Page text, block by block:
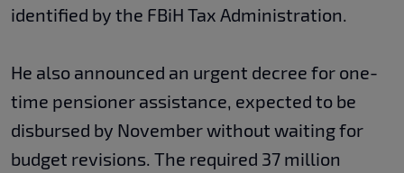
identified by the FBiH Tax Administration.
He also announced an urgent decree for one-
time pensioner assistance, expected to be
disbursed by November without waiting for
budget revisions. The required 37 million